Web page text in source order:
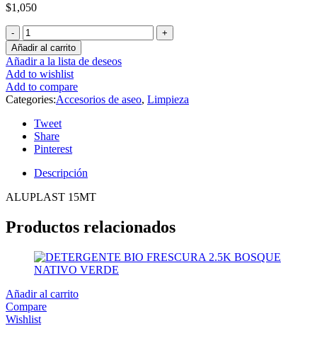
$1,050
Añadir al carrito
Añadir a la lista de deseos
Add to wishlist
Add to compare
Categories:Accesorios de aseo, Limpieza
Tweet
Share
Pinterest
Descripción
ALUPLAST 15MT
Productos relacionados
Añadir al carrito
Compare
Wishlist